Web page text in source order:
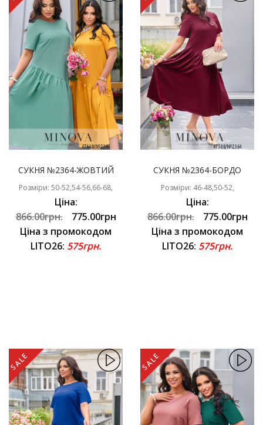
СУКНЯ №2364-ЖОВТИЙ
Розміри: 50-52,54-56,66-68,
Ціна:
866.00грн.
775.00грн
Ціна з промокодом
LITO26: 575грн.
СУКНЯ №2364-БОРДО
Розміри: 46-48,50-52,
Ціна:
866.00грн.
775.00грн
Ціна з промокодом
LITO26: 575грн.
SALE SALE